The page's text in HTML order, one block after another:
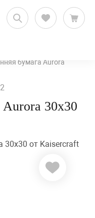
бумага Aurora
2
Aurora 30х30